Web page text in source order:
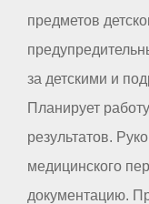
предметов
за детскими и
Планирует
результатов.
медицинского
документацию.